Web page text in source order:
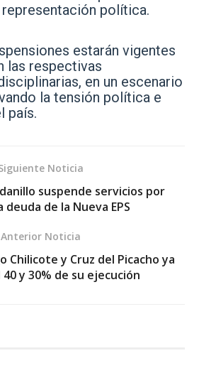
política.
estarán vigentes
las respectivas
en un escenario
la tensión política e
país.
Noticia
suspende servicios por
deuda de la Nueva EPS
Anterior Noticia
Chilicote y Cruz del Picacho ya
40 y 30% de su ejecución